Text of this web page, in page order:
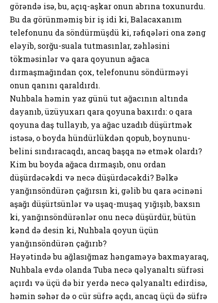
görəndə isə, bu, açıq-aşkar onun abrına toxunurdu.
Bu da görünməmiş bir iş idi ki, Balacaxanım
telefonunu da söndürmüşdü ki, rəfiqələri ona zəng
eləyib, sorğu-suala tutmasınlar, zəhləsini
tökməsinlər və qara qoyunun ağaca
dırmaşmağından çox, telefonunu söndürməyi
onun qanını qaraldırdı.
Nuhbala həmin yaz günü tut ağacının altında
dayanıb, üzüyuxarı qara qoyuna baxırdı: o qara
qoyuna daş tullayıb, ya ağac uzadıb düşürtmək
istəsə, o boyda hündürlükdən qopub, boynunu-
belini sındıracaqdı, ancaq başqa nə etmək olardı?
Kim bu boyda ağaca dırmaşıb, onu ordan
düşürdəcəkdi və necə düşürdəcəkdi? Bəlkə
yanğınsöndürən çağırsın ki, gəlib bu qara əcinəni
aşağı düşürtsünlər və uşaq-muşaq yığışıb, baxsın
ki, yanğınsöndürənlər onu necə düşürdür, bütün
kənd də desin ki, Nuhbala qoyun üçün
yanğınsöndürən çağırıb?
Həyətində bu ağlasığmaz həngaməyə baxmayaraq,
Nuhbala evdə olanda Tuba necə qəlyanaltı süfrəsi
açırdı və üçü də bir yerdə necə qəlyanaltı edirdisə,
həmin səhər də o cür süfrə açdı, ancaq üçü də süfrə